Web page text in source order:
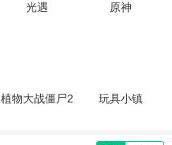
光遇 原神
植物大战僵尸2 玩具小镇